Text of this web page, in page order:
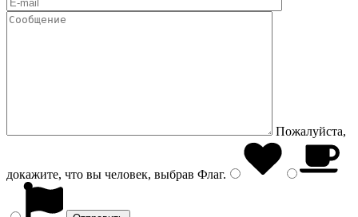
Пожалуйста,
докажите, что вы человек, выбрав Флаг.